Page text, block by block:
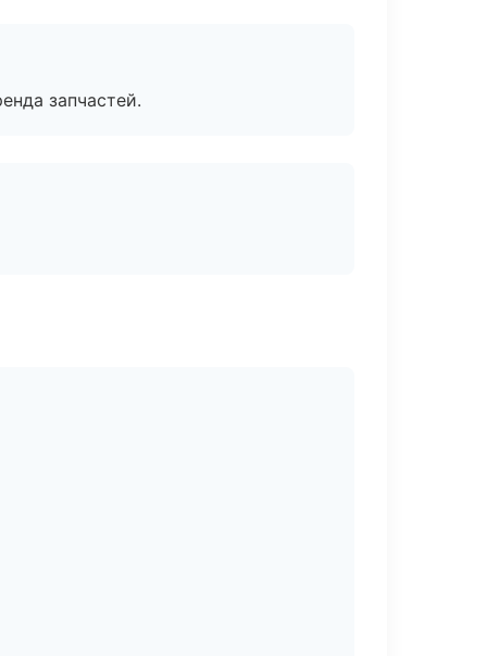
запчастей.